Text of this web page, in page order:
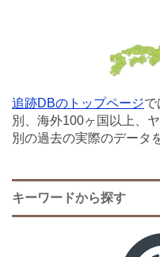
追跡DBのトップページで
別、海外100ヶ国以上、
別の過去の実際のデータ
キーワードから探す